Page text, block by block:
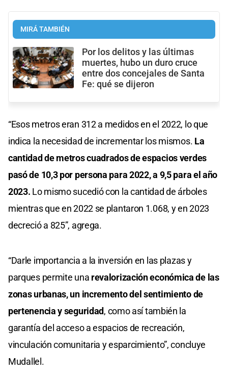
MIRÁ TAMBIÉN
Por los delitos y las últimas
muertes, hubo un duro cruce
entre dos concejales de Santa
Fe: qué se dijeron
“Esos metros eran 312 a medidos en el 2022, lo que
indica la necesidad de incrementar los mismos. La
cantidad de metros cuadrados de espacios verdes
pasó de 10,3 por persona para 2022, a 9,5 para el año
2023. Lo mismo sucedió con la cantidad de árboles
mientras que en 2022 se plantaron 1.068, y en 2023
decreció a 825”, agrega.
“Darle importancia a la inversión en las plazas y
parques permite una revalorización económica de las
zonas urbanas, un incremento del sentimiento de
pertenencia y seguridad, como así también la
garantía del acceso a espacios de recreación,
vinculación comunitaria y esparcimiento”, concluye
Mudallel.